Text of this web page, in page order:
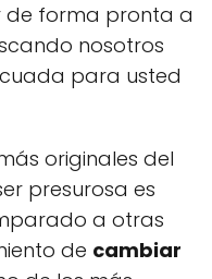
forma pronta a
nosotros
para usted
originales del
presurosa es
a otras
de cambiar